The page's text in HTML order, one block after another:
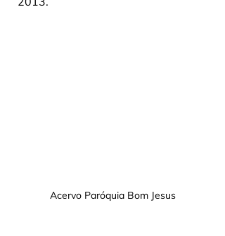
Acervo Paróquia Bom Jesus